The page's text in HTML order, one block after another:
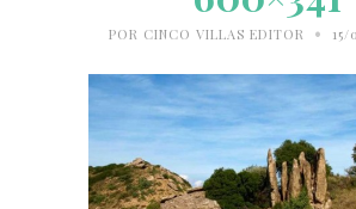
POR CINCO VILLAS EDITOR • 15/